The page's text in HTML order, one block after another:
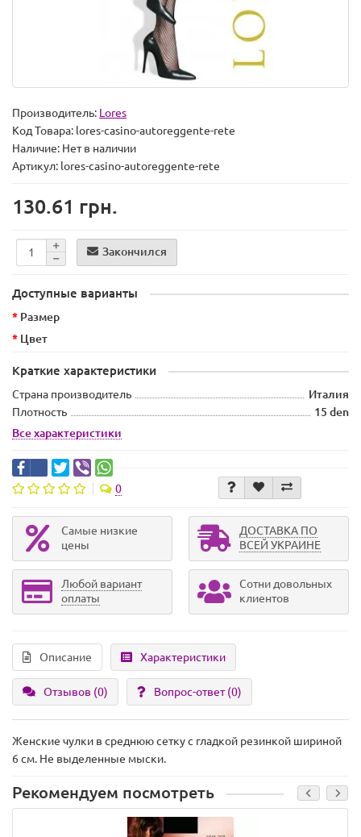
Производитель: Lores
Код Товара: lores-casino-autoreggente-rete
Наличие: Нет в наличии
Артикул: lores-casino-autoreggente-rete
130.61 грн.
Закончился
Доступные варианты
Размер
Цвет
Краткие характеристики
Страна производитель
Италия
Плотность
15 den
Все характеристики
0
Самые низкие
цены
ДОСТАВКА ПО
ВСЕЙ УКРАИНЕ
Любой вариант
оплаты
Сотни довольных
клиентов
Описание Характеристики
Отзывов (0) Вопрос-ответ(0)
Женские чулки в среднюю сетку с гладкой резинкой шириной
6 см. Не выделенные мыски.
Рекомендуем посмотреть